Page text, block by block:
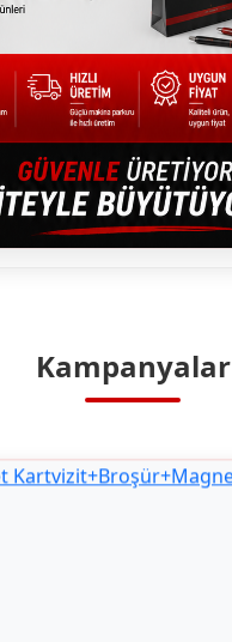
Kampanyalar